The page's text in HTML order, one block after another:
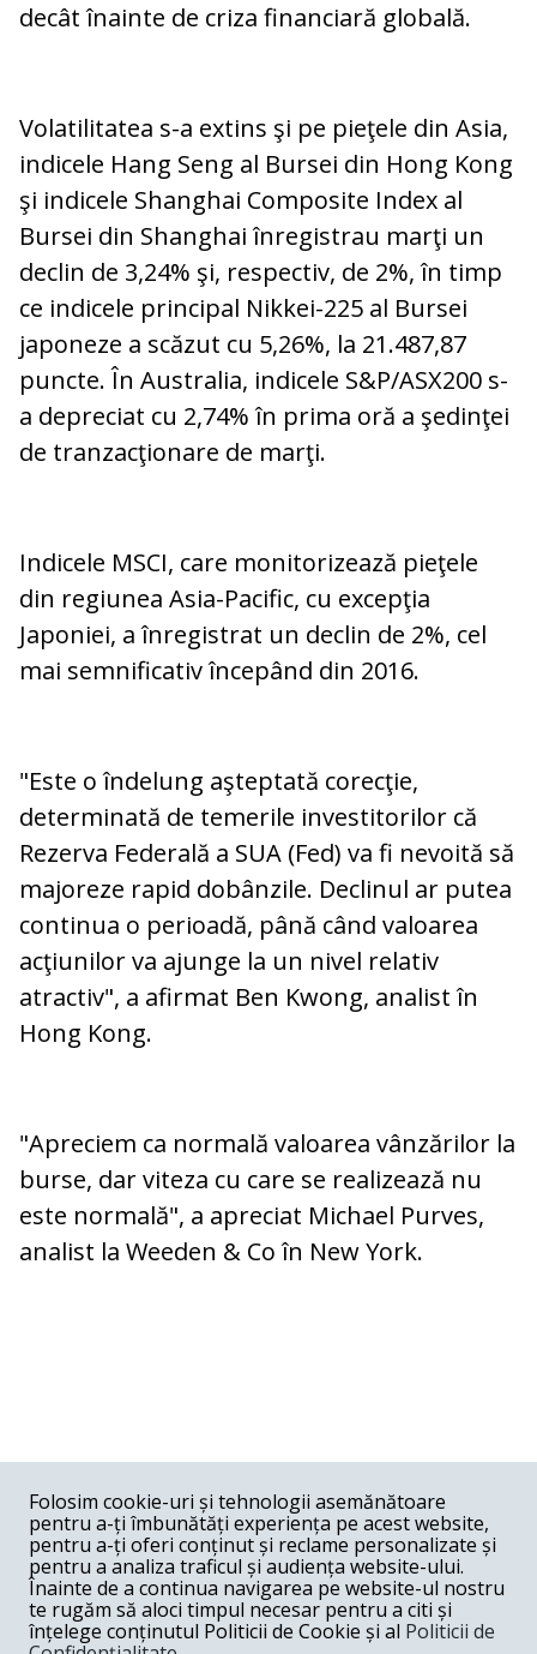
decât înainte de criza financiară globală.
Volatilitatea s-a extins şi pe pieţele din Asia,
indicele Hang Seng al Bursei din Hong Kong
şi indicele Shanghai Composite Index al
Bursei din Shanghai înregistrau marţi un
declin de 3,24% şi, respectiv, de 2%, în timp
ce indicele principal Nikkei-225 al Bursei
japoneze a scăzut cu 5,26%, la 21.487,87
puncte. În Australia, indicele S&P/ASX200 s-
a depreciat cu 2,74% în prima oră a şedinţei
de tranzacţionare de marţi.
Indicele MSCI, care monitorizează pieţele
din regiunea Asia-Pacific, cu excepţia
Japoniei, a înregistrat un declin de 2%, cel
mai semnificativ începând din 2016.
"Este o îndelung aşteptată corecţie,
determinată de temerile investitorilor că
Rezerva Federală a SUA (Fed) va fi nevoită să
majoreze rapid dobânzile. Declinul ar putea
continua o perioadă, până când valoarea
acţiunilor va ajunge la un nivel relativ
atractiv", a afirmat Ben Kwong, analist în
Hong Kong.
"Apreciem ca normală valoarea vânzărilor la
burse, dar viteza cu care se realizează nu
este normală", a apreciat Michael Purves,
analist la Weeden & Co în New York.
COMENTARII
Nume
Email
Folosim cookie-uri și tehnologii asemănătoare
pentru a-ți îmbunătăți experiența pe acest website,
pentru a-ți oferi conținut și reclame personalizate și
pentru a analiza traficul și audiența website-ului.
Înainte de a continua navigarea pe website-ul nostru
te rugăm să aloci timpul necesar pentru a citi și
înțelege conținutul Politicii de Cookie și al Politicii de